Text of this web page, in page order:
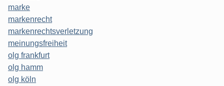
marke
markenrecht
markenrechtsverletzung
meinungsfreiheit
olg frankfurt
olg hamm
olg köln